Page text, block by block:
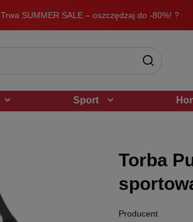
Trwa SUMMER SALE – oszczędzaj do -80%! ?
Sport
Torba
Producent